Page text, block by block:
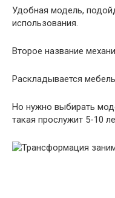
Удобная модель,
использования.
Второе название
Раскладывается
Но нужно выбирать
такая прослужит 5-10